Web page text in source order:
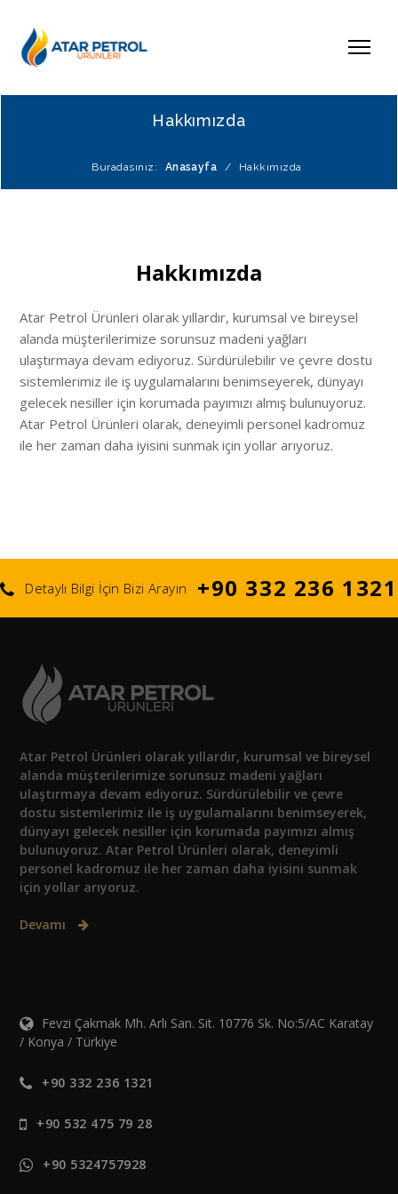
Hakkımızda
Buradasınız: Anasayfa / Hakkımızda
Hakkımızda
Atar Petrol Ürünleri olarak yıllardır, kurumsal ve bireysel
alanda müşterilerimize sorunsuz madeni yağları
ulaştırmaya devam ediyoruz. Sürdürülebilir ve çevre dostu
sistemlerimiz ile iş uygulamalarını benimseyerek, dünyayı
gelecek nesiller için korumada payımızı almış bulunuyoruz.
Atar Petrol Ürünleri olarak, deneyimli personel kadromuz
ile her zaman daha iyisini sunmak için yollar arıyoruz.
Detaylı Bilgi İçin Bizi Arayın +90 332 236 1321
Atar Petrol Ürünleri olarak yıllardır, kurumsal ve bireysel
alanda müşterilerimize sorunsuz madeni yağları
ulaştırmaya devam ediyoruz. Sürdürülebilir ve çevre
dostu sistemlerimiz ile iş uygulamalarını benimseyerek,
dünyayı gelecek nesiller için korumada payımızı almış
bulunuyoruz. Atar Petrol Ürünleri olarak, deneyimli
personel kadromuz ile her zaman daha iyisini sunmak
için yollar arıyoruz.
Devamı
Fevzi Çakmak Mh. Arlı San. Sit. 10776 Sk. No:5/AC Karatay
/ Konya / Türkiye
+90 332 236 1321
+90 532 475 79 28
+90 5324757928